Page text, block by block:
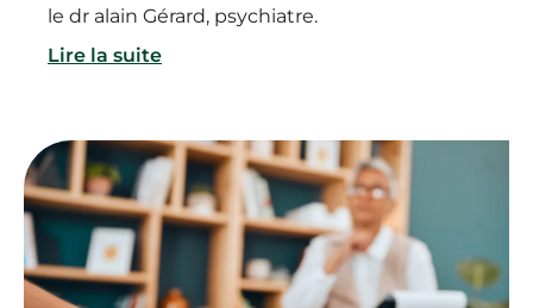
le dr alain Gérard, psychiatre.
Lire la suite